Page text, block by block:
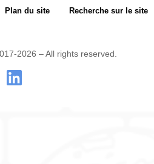
Plan du site Recherche sur le site
2026 – All rights reserved.
..